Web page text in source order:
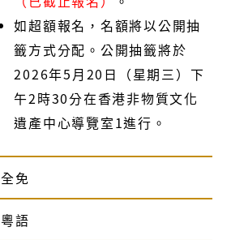
如超額報名，名額將以公開抽
籤方式分配。公開抽籤將於
2026年5月20日（星期三）下
午2時30分在香港非物質文化
遺產中心導覽室1進行。
全免
粵語